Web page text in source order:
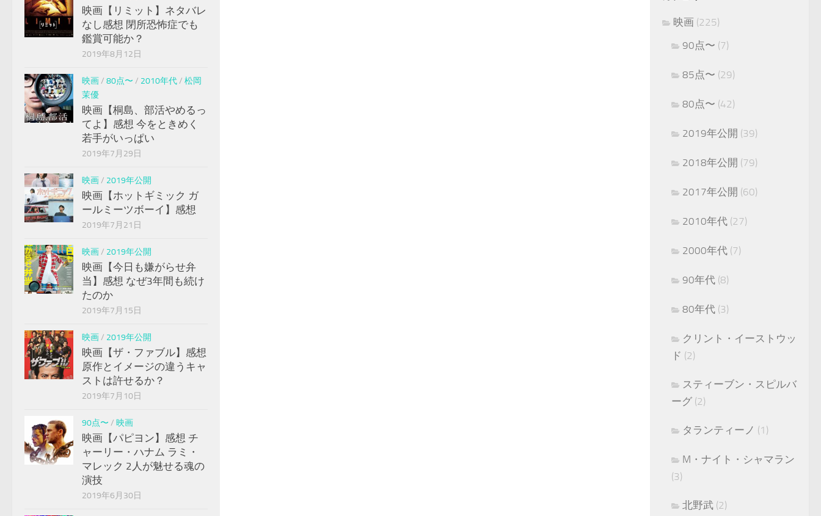
映画【リミット】ネタバレ
なし感想 閉所恐怖症でも
鑑賞可能か？
2019年8月12日
映画/ 80点〜 / 2010年代/ 松岡
茉優
映画【桐島、部活やめるっ
てよ】感想 今をときめく
若手がいっぱい
2019年7月29日
映画/ 2019年公開
映画【ホットギミック ガ
ールミーツボーイ】感想
2019年7月21日
映画/ 2019年公開
映画【今日も嫌がらせ弁
当】感想 なぜ3年間も続け
たのか
2019年7月15日
映画/ 2019年公開
映画【ザ・ファブル】感想
原作とイメージの違うキャ
ストは許せるか？
2019年7月10日
90点〜 / 映画
映画【パピヨン】感想 チ
ャーリー・ハナム ラミ・
マレック 2人が魅せる魂の
演技
2019年6月30日
映画 (225)
90点〜 (7)
85点〜 (29)
80点〜 (42)
2019年公開 (39)
2018年公開 (79)
2017年公開 (60)
2010年代 (27)
2000年代 (7)
90年代 (8)
80年代 (3)
クリント・イーストウッ
ド (2)
スティーブン・スピルバ
ーグ (2)
タランティーノ (1)
M・ナイト・シャマラン
(3)
北野武 (2)